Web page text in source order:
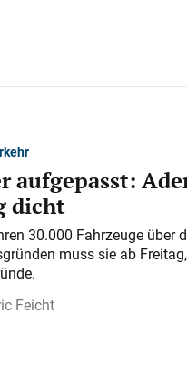
aufgepasst:
dicht
30.000 Fahrzeuge über
muss sie ab
Feicht